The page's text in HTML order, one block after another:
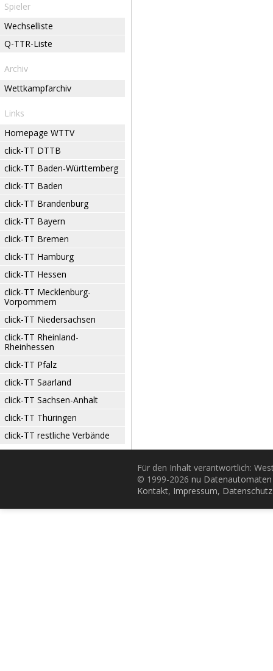
Spieler
Wechselliste
Q-TTR-Liste
Archiv
Wettkampfarchiv
Links
Homepage WTTV
click-TT DTTB
click-TT Baden-Württemberg
click-TT Baden
click-TT Brandenburg
click-TT Bayern
click-TT Bremen
click-TT Hamburg
click-TT Hessen
click-TT Mecklenburg-
Vorpommern
click-TT Niedersachsen
click-TT Rheinland-
Rheinhessen
click-TT Pfalz
click-TT Saarland
click-TT Sachsen-Anhalt
click-TT Thüringen
click-TT restliche Verbände
Für den Inhalt verantwortlich:
© 1999-2026 nu
Kontakt, Impressum, Datenschutz